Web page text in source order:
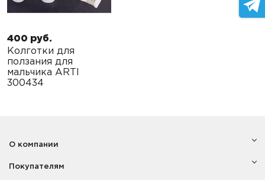
400 руб.
Колготки для
ползания для
мальчика ARTI
300434
Покупателям
О компании